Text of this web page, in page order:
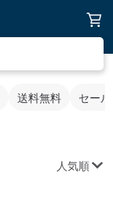
送料無料 セー
人気順